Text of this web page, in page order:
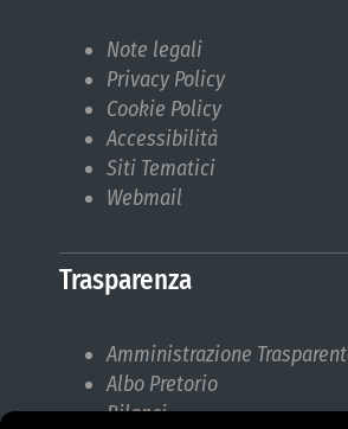
Note legali
Privacy Policy
Cookie Policy
Accessibilità
Siti Tematici
Webmail
Trasparenza
Amministrazione
Albo Pretorio
Bilanci